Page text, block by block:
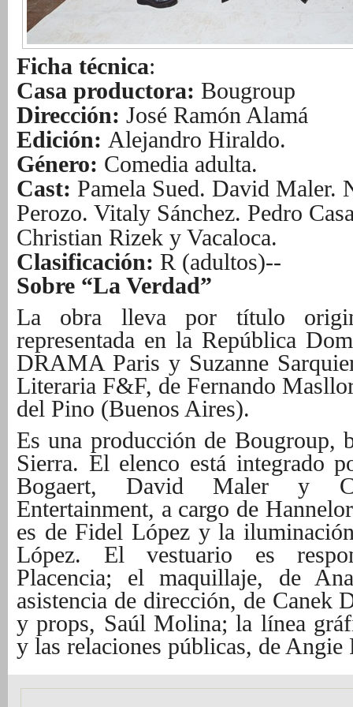
Ficha técnica:
Casa productora: Bougroup
Dirección: José Ramón Alamá
Edición: Alejandro Hiraldo.
Género: Comedia adulta.
Cast: Pamela Sued. David Maler.
Perozo. Vitaly Sánchez. Pedro
Christian Rizek y Vacaloca.
Clasificación: R (adultos)--
Sobre “La Verdad”
La obra lleva por título
representada en la República
DRAMA Paris y Suzanne
Literaria F&F, de Fernando
del Pino (Buenos Aires).
Es una producción de Bougroup,
Sierra. El elenco está integrado
Bogaert, David Maler y
Entertainment, a cargo de
es de Fidel López y la
López. El vestuario es
Placencia; el maquillaje, de
asistencia de dirección, de Canek
y props, Saúl Molina; la línea
y las relaciones públicas, de Angie